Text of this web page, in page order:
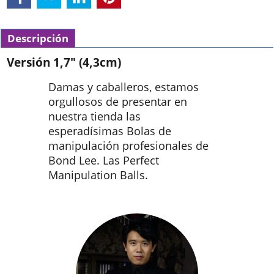
Descripción
Versión 1,7" (4,3cm)
Damas y caballeros, estamos
orgullosos de presentar en
nuestra tienda las
esperadísimas Bolas de
manipulación profesionales de
Bond Lee. Las Perfect
Manipulation Balls.